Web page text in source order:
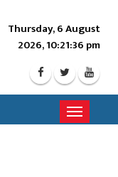
Thursday, 6 August
2026, 10:21:38 pm
Toggle